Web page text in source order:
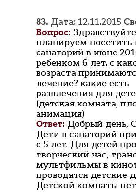
83. Дата: 12.11.2015
Вопрос:
планируем посетить
санаторий в июне
ребенком 6 лет. с
возраста
лечение? какие есть
развлечения для
(детская комната,
анимация)
Ответ: Добрый день,
Дети в санаторий
с 5 лет. Для детей
творческий час,
мультфильмы в
проводятся детские
Детской комнаты